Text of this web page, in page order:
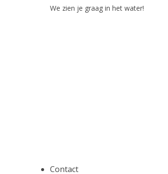
We zien je graag in het water!
Contact